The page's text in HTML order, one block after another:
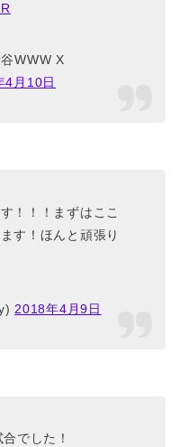
WWW X
4月10日
！！！まずはここ
す！ほんと頑張り
2018年4月9日
でした！